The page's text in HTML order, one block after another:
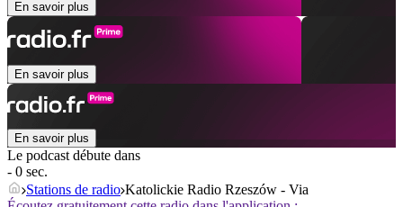
En savoir plus
En savoir plus
En savoir plus
Le podcast débute dans
- 0 sec.
Stations de radio Katolickie Radio Rzeszów - Via